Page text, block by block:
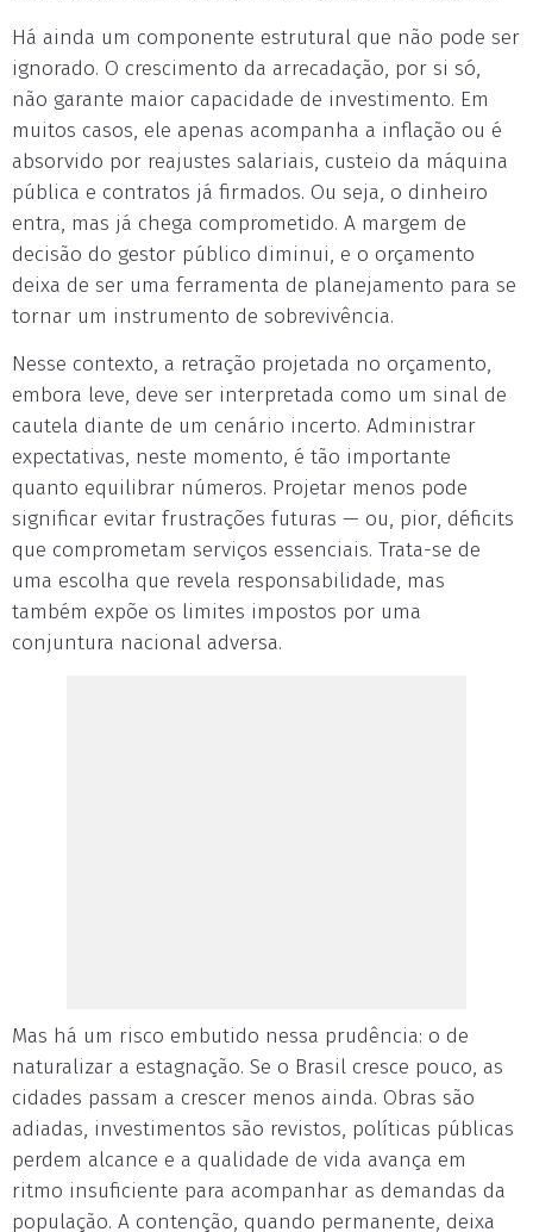
Há ainda um componente estrutural que não pode ser
ignorado. O crescimento da arrecadação, por si só,
não garante maior capacidade de investimento. Em
muitos casos, ele apenas acompanha a inflação ou é
absorvido por reajustes salariais, custeio da máquina
pública e contratos já firmados. Ou seja, o dinheiro
entra, mas já chega comprometido. A margem de
decisão do gestor público diminui, e o orçamento
deixa de ser uma ferramenta de planejamento para se
tornar um instrumento de sobrevivência.
Nesse contexto, a retração projetada no orçamento,
embora leve, deve ser interpretada como um sinal de
cautela diante de um cenário incerto. Administrar
expectativas, neste momento, é tão importante
quanto equilibrar números. Projetar menos pode
significar evitar frustrações futuras — ou, pior, déficits
que comprometam serviços essenciais. Trata-se de
uma escolha que revela responsabilidade, mas
também expõe os limites impostos por uma
conjuntura nacional adversa.
Mas há um risco embutido nessa prudência: o de
naturalizar a estagnação. Se o Brasil cresce pouco, as
cidades passam a crescer menos ainda. Obras são
adiadas, investimentos são revistos, políticas públicas
perdem alcance e a qualidade de vida avança em
ritmo insuficiente para acompanhar as demandas da
população. A contenção, quando permanente, deixa